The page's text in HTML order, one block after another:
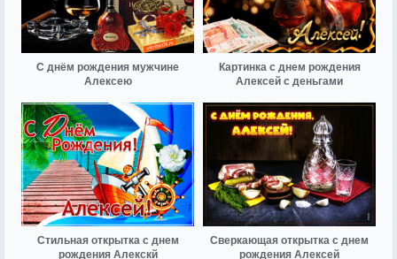
С днём рождения мужчине
Алексею
Картинка с днем рождения
Алексей с деньгами
Стильная открытка с днем
рождения Алекскй
Сверкающая открытка с днем
рождения Алексей